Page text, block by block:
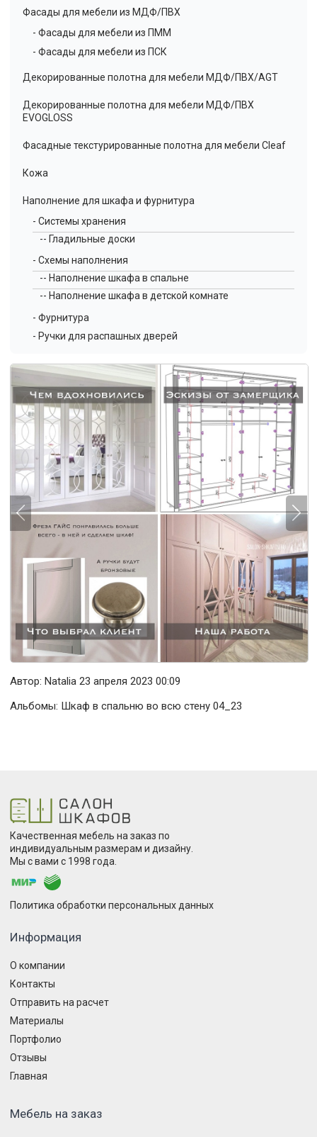
Фасады для мебели из МДФ/ПВХ
- Фасады для мебели из ПММ
- Фасады для мебели из ПСК
Декорированные полотна для мебели МДФ/ПВХ/AGT
Декорированные полотна для мебели МДФ/ПВХ
EVOGLOSS
Фасадные текстурированные полотна для мебели Cleaf
Кожа
Наполнение для шкафа и фурнитура
- Системы хранения
-- Гладильные доски
- Схемы наполнения
-- Наполнение шкафа в спальне
-- Наполнение шкафа в детской комнате
- Фурнитура
- Ручки для распашных дверей
Автор: Natalia 23 апреля 2023 00:09
Альбомы: Шкаф в спальню во всю стену 04_23
Качественная мебель на заказ по
индивидуальным размерам и дизайну.
Мы с вами с 1998 года.
Политика обработки персональных данных
Информация
О компании
Контакты
Отправить на расчет
Материалы
Портфолио
Отзывы
Главная
Мебель на заказ